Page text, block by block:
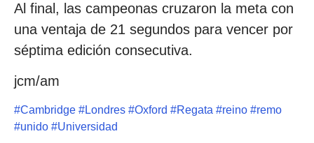
Al final, las campeonas cruzaron la meta con
una ventaja de 21 segundos para vencer por
séptima edición consecutiva.
jcm/am
#Cambridge #Londres #Oxford #Regata #reino #remo
#unido #Universidad